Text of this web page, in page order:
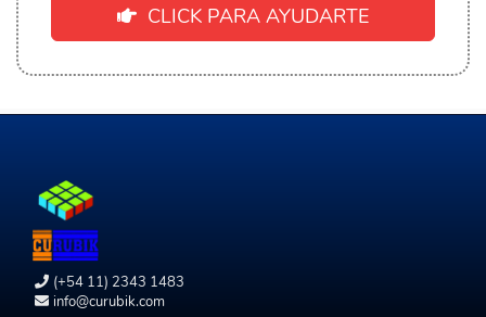
CLICK PARA AYUDARTE
(+54 11) 2343 1483
info@curubik.com